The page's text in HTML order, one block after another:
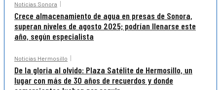
Noticias Sonora
Crece almacenamiento de agua en presas de Sonora,
superan niveles de agosto 2025; podrían llenarse este
año, según especialista
Noticias Hermosillo
De la gloria al olvido: Plaza Satélite de Hermosillo, un
lugar con más de 30 años de recuerdos y donde